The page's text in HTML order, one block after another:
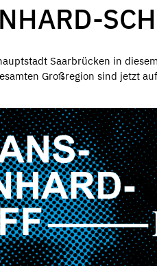
Saarbrücken in
Großregion sind jetzt